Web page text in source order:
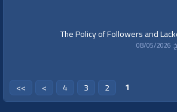
The Policy of Followers and
1
2
3
4
>
>>